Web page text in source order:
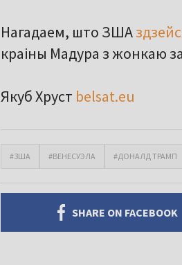
Нагадаем, што ЗША
краіны Мадура з жонкаю
Якуб Хруст belsat.eu
#ЗША #ВЕНЕСУЭЛА #ДОНАЛД ТРАМП
SHARE ON FACEBOOK